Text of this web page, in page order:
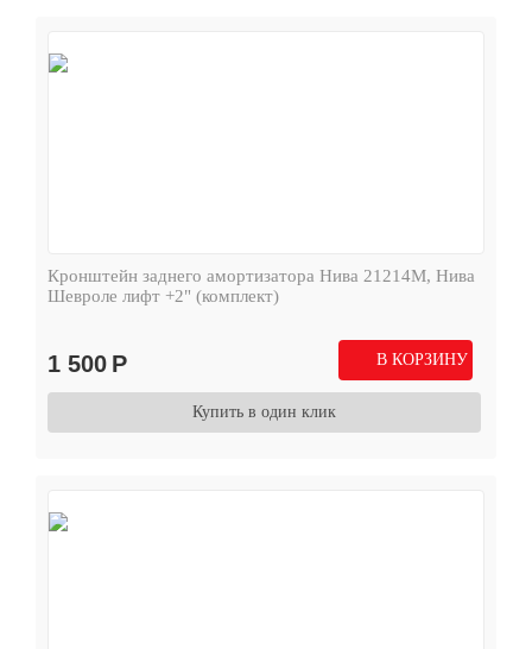
Кронштейн заднего амортизатора Нива 21214М, Нива
Шевроле лифт +2" (комплект)
1 500 Р В КОРЗИНУ
Купить в один клик